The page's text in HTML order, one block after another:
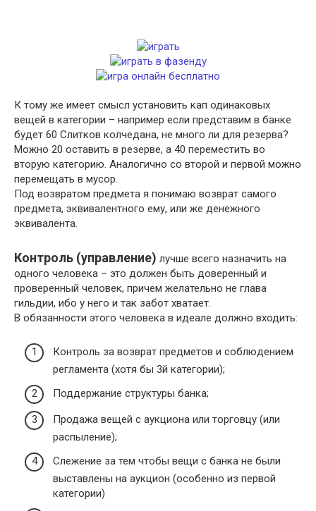
К тому же имеет смысл установить кап одинаковых
вещей в категории – например если представим в банке
будет 60 Слитков колчедана, не много ли для резерва?
Можно 20 оставить в резерве, а 40 переместить во
вторую категорию. Аналогично со второй и первой можно
перемещать в мусор.
Под возвратом предмета я понимаю возврат самого
предмета, эквивалентного ему, или же денежного
эквивалента.
Контроль (управление) лучше всего назначить на
одного человека – это должен быть доверенный и
проверенный человек, причем желательно не глава
гильдии, ибо у него и так забот хватает.
В обязанности этого человека в идеале должно входить:
Контроль за возврат предметов и соблюдением
регламента (хотя бы 3й категории);
Поддержание структуры банка;
Продажа вещей с аукциона или торговцу (или
распыление);
Слежение за тем чтобы вещи с банка не были
выставлены на аукцион (особенно из первой
категории)